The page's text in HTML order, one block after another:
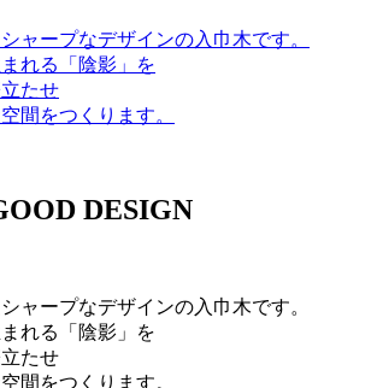
ャープなデザインの入巾木です。
れる「陰影」を
たせ
間をつくります。
ャープなデザインの入巾木です。
れる「陰影」を
たせ
間をつくります。